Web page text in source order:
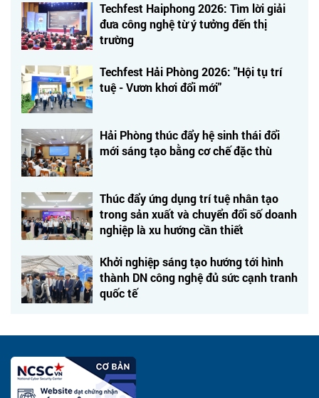
Techfest Haiphong 2026: Tìm lời giải
đưa công nghệ từ ý tưởng đến thị
trường
Techfest Hải Phòng 2026: "Hội tụ trí
tuệ - Vươn khơi đổi mới"
Hải Phòng thúc đẩy hệ sinh thái đổi
mới sáng tạo bằng cơ chế đặc thù
Thúc đẩy ứng dụng trí tuệ nhân tạo
trong sản xuất và chuyển đổi số doanh
nghiệp là xu hướng cần thiết
Khởi nghiệp sáng tạo hướng tới hình
thành DN công nghệ đủ sức cạnh tranh
quốc tế